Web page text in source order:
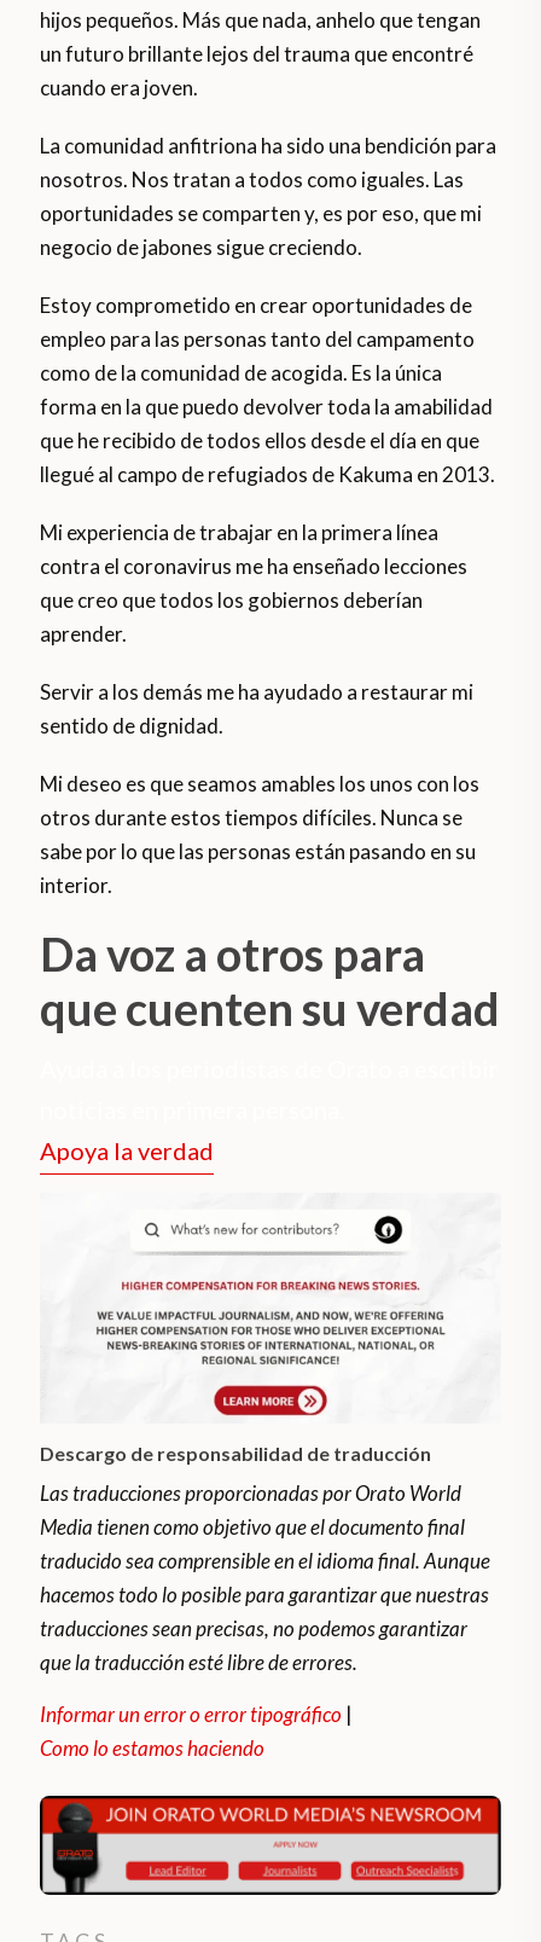
hijos pequeños. Más que nada, anhelo que tengan
un futuro brillante lejos del trauma que encontré
cuando era joven.
La comunidad anfitriona ha sido una bendición para
nosotros. Nos tratan a todos como iguales. Las
oportunidades se comparten y, es por eso, que mi
negocio de jabones sigue creciendo.
Estoy comprometido en crear oportunidades de
empleo para las personas tanto del campamento
como de la comunidad de acogida. Es la única
forma en la que puedo devolver toda la amabilidad
que he recibido de todos ellos desde el día en que
llegué al campo de refugiados de Kakuma en 2013.
Mi experiencia de trabajar en la primera línea
contra el coronavirus me ha enseñado lecciones
que creo que todos los gobiernos deberían
aprender.
Servir a los demás me ha ayudado a restaurar mi
sentido de dignidad.
Mi deseo es que seamos amables los unos con los
otros durante estos tiempos difíciles. Nunca se
sabe por lo que las personas están pasando en su
interior.
Da voz a otros para
que cuenten su verdad
Apoya la verdad
Descargo de responsabilidad de traducción
Las traducciones proporcionadas por Orato World
Media tienen como objetivo que el documento final
traducido sea comprensible en el idioma final. Aunque
hacemos todo lo posible para garantizar que nuestras
traducciones sean precisas, no podemos garantizar
que la traducción esté libre de errores.
Informar un error o error tipográfico |
Como lo estamos haciendo